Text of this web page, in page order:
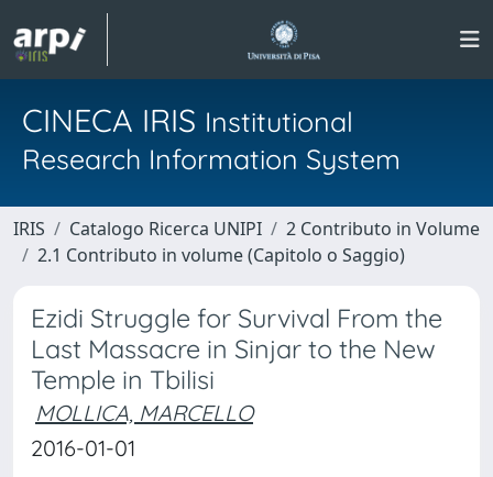
CINECA IRIS Institutional
Research Information System
IRIS Catalogo Ricerca UNIPI
2 Contributo in Volume
2.1 Contributo in volume (Capitolo o Saggio)
Ezidi Struggle for Survival From the
Last Massacre in Sinjar to the New
Temple in Tbilisi
MOLLICA, MARCELLO
2016-01-01